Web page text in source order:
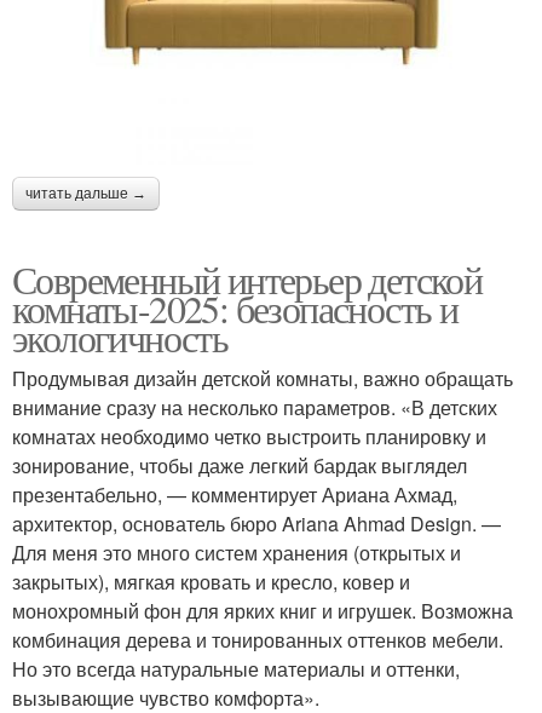
читать дальше →
Современный интерьер детской
комнаты-2025: безопасность и
экологичность
Продумывая дизайн детской комнаты, важно обращать
внимание сразу на несколько параметров. «В детских
комнатах необходимо четко выстроить планировку и
зонирование, чтобы даже легкий бардак выглядел
презентабельно, — комментирует Ариана Ахмад,
архитектор, основатель бюро Ariana Ahmad Design. —
Для меня это много систем хранения (открытых и
закрытых), мягкая кровать и кресло, ковер и
монохромный фон для ярких книг и игрушек. Возможна
комбинация дерева и тонированных оттенков мебели.
Но это всегда натуральные материалы и оттенки,
вызывающие чувство комфорта».